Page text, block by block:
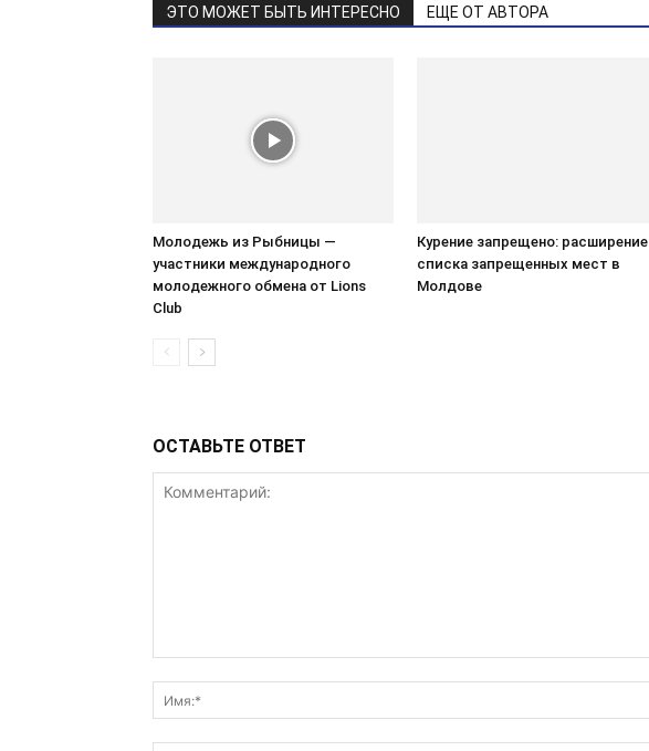
ЭТО МОЖЕТ БЫТЬ ИНТЕРЕСНО ЕЩЕ ОТ АВТОРА
Молодежь из Рыбницы —
участники международного
молодежного обмена от Lions
Club
Курение запрещено: расширение
списка запрещенных мест в
Молдове
ОСТАВЬТЕ ОТВЕТ